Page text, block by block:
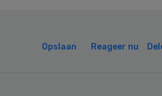
Opslaan Reageer nu